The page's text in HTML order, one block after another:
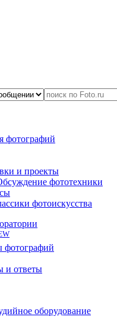
фотографий
и проекты
фототехники
фотоискусства
и ответы
оборудование